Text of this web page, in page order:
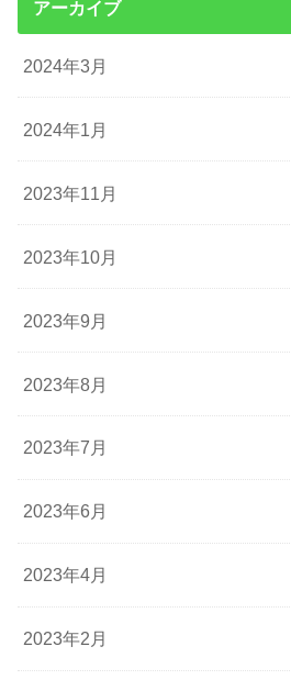
アーカイブ
2024年3月
2024年1月
2023年11月
2023年10月
2023年9月
2023年8月
2023年7月
2023年6月
2023年4月
2023年2月